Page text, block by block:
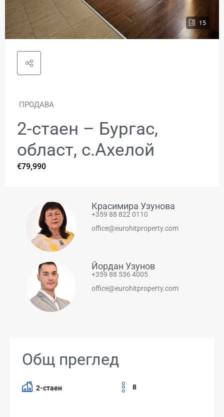
15
ПРОДАВА
2-стаен – Бургас,
област, с.Ахелой
€79,990
Красимира Узунова
+359 88 822 0110
office@eurohitproperty.com
Йордан Узунов
+359 88 536 4005
office@eurohitproperty.com
Общ преглед
2-стаен 8